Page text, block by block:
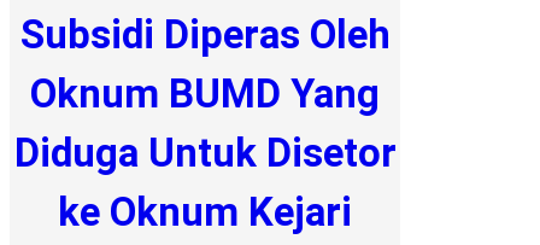
Subsidi Diperas Oleh
Oknum BUMD Yang
Diduga Untuk Disetor
ke Oknum Kejari